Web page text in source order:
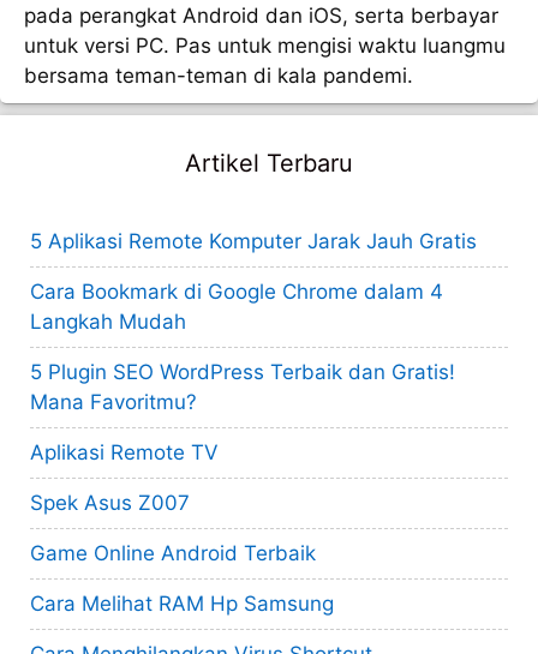
pada perangkat Android dan iOS, serta berbayar
untuk versi PC. Pas untuk mengisi waktu luangmu
bersama teman-teman di kala pandemi.
Artikel Terbaru
5 Aplikasi Remote Komputer Jarak Jauh Gratis
Cara Bookmark di Google Chrome dalam 4
Langkah Mudah
5 Plugin SEO WordPress Terbaik dan Gratis!
Mana Favoritmu?
Aplikasi Remote TV
Spek Asus Z007
Game Online Android Terbaik
Cara Melihat RAM Hp Samsung